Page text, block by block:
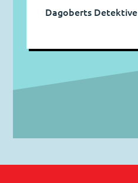
Dagoberts Detektive